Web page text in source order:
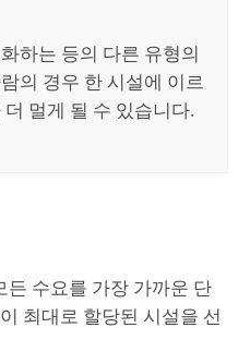
하는 등의 다른 유형의
의 경우 한 시설에 이르
멀게 될 수 있습니다.
든 수요를 가장 가까운 단
최대로 할당된 시설을 선